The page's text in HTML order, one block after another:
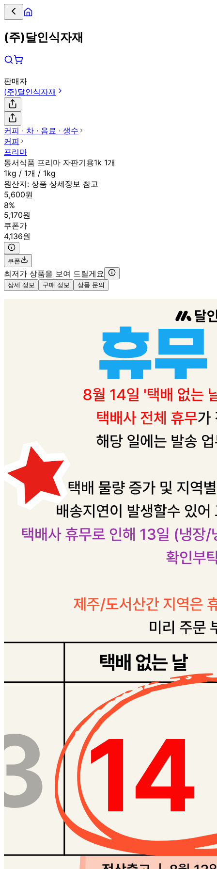
(주)달인식자재
판매자
(주)달인식자재
커피 ∙ 차 ∙ 음료 ∙ 생수
커피
프리마
동서식품 프리마 자판기용1k 1개
1kg / 1개 / 1kg
원산지: 상품 상세정보 참고
5,600원
8%
5,170원
쿠폰가
4,136원
쿠폰
최저가 상품을 보여 드릴게요
상세 정보 구매 정보 상품 문의